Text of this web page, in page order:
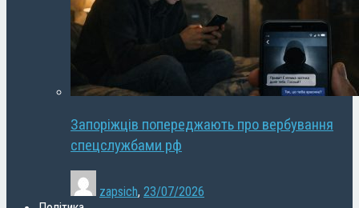
Запоріжців попереджають про вербування
спецслужбами рф
zapsich, 23/07/2026